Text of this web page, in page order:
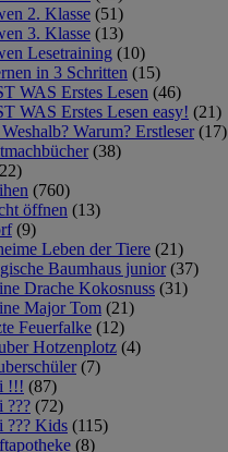
2. Klasse (51)
3. Klasse (13)
Lesetraining (10)
in 3 Schritten (15)
WAS Erstes Lesen (46)
WAS Erstes Lesen easy! (21)
Warum? Erstleser (17)
(38)
(760)
öffnen (13)
(9)
Leben der Tiere (21)
Baumhaus junior (37)
Drache Kokosnuss (31)
Major Tom (21)
Feuerfalke (12)
Hotzenplotz (4)
(7)
!!! (87)
??? (72)
??? Kids (115)
(8)